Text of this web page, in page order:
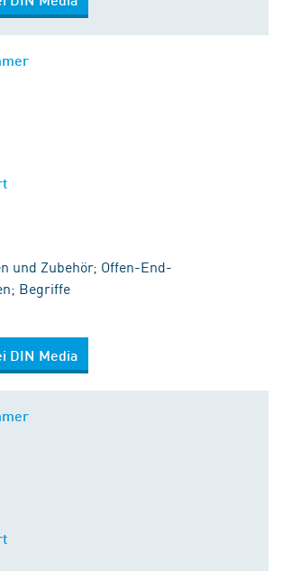
und Zubehör; Offen-End-
Begriffe
Media
DIN Media